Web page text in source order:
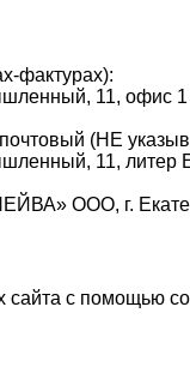
фактурах):
11, офис 1
(НЕ
11, литер
ООО, г.
сайта с помощью